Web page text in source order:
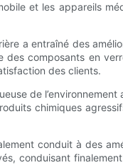
et les appareils
a entraîné des
composants en
des clients.
de
chimiques
conduit à des
conduisant